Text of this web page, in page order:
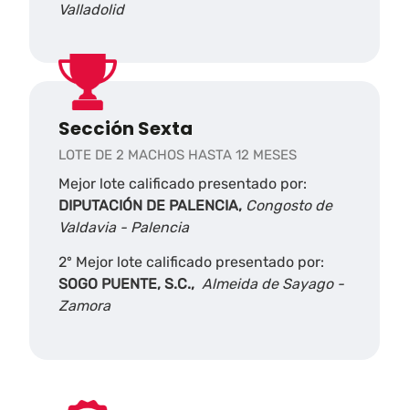
Valladolid
Sección Sexta
LOTE DE 2 MACHOS HASTA 12 MESES
Mejor lote calificado presentado por:
DIPUTACIÓN DE PALENCIA, Congosto de
Valdavia - Palencia
2º Mejor lote calificado presentado por:
SOGO PUENTE, S.C., Almeida de Sayago -
Zamora